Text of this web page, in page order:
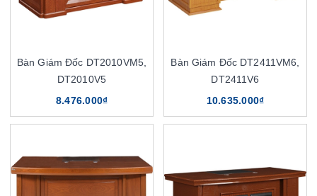
Bàn Giám Đốc DT2010VM5,
DT2010V5
8.476.000₫
Bàn Giám Đốc DT2411VM6,
DT2411V6
10.635.000₫